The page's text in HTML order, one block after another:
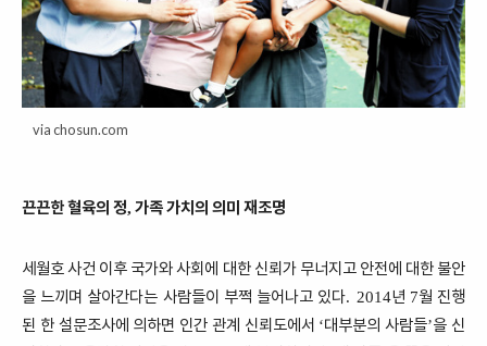
via chosun.com
끈끈한 혈육의 정, 가족 가치의 의미 재조명
세월호 사건 이후 국가와 사회에 대한 신뢰가 무너지고 안전에 대한 불안
을 느끼며 살아간다는 사람들이 부쩍 늘어나고 있다. 2014년 7월 진행
된 한 설문조사에 의하면 인간 관계 신뢰도에서 ‘대부분의 사람들’을 신